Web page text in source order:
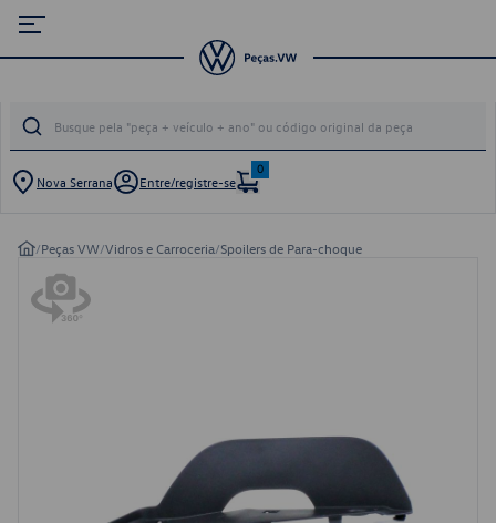
Nova Serrana Entre/registre-se
0
/Peças VW/Vidros e Carroceria/Spoilers de Para-choque